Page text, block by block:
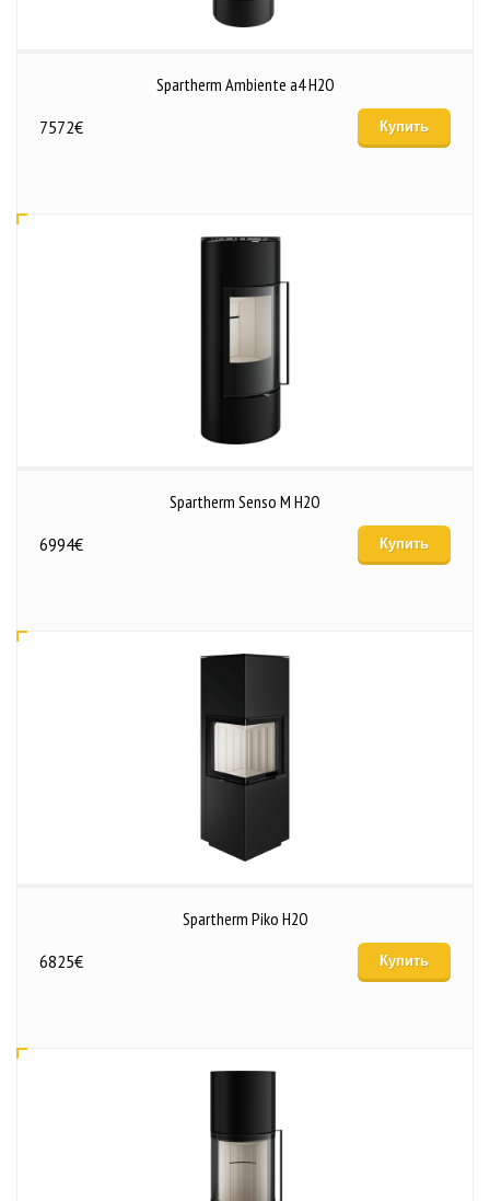
Spartherm Ambiente a4 H2O
7572€ Купить
Spartherm Senso M H2O
6994€ Купить
Spartherm Piko H2O
6825€ Купить